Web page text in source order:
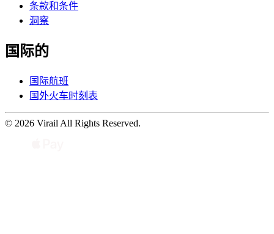
条款和条件
洞察
国际的
国际航班
国外火车时刻表
© 2026 Virail All Rights Reserved.